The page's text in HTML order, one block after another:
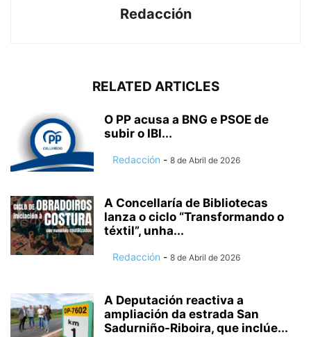
Redacción
RELATED ARTICLES
O PP acusa a BNG e PSOE de
subir o IBI...
Redacción - 8 de Abril de 2026
A Concellaría de Bibliotecas
lanza o ciclo “Transformando o
téxtil”, unha...
Redacción - 8 de Abril de 2026
A Deputación reactiva a
ampliación da estrada San
Sadurniño-Riboira, que inclúe...